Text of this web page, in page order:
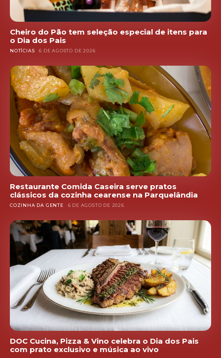
Cheiro do Pão tem seleção especial de itens para
o Dia dos Pais
NOTÍCIAS 6 DE AGOSTO DE 2026
Restaurante Comida Caseira serve pratos
clássicos da cozinha cearense na Parquelândia
COZINHA DA GENTE 6 DE AGOSTO DE 2026
DOC Cucina, Pizza & Vino celebra o Dia dos Pais
com prato exclusivo e música ao vivo